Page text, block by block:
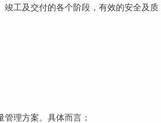
工及交付的各个阶段，有效的安全及质
理方案。具体而言：